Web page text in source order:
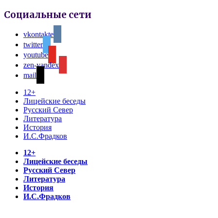
Социальные сети
vkontakte
twitter
youtube
zen-yandex
mail
12+
Лицейские беседы
Русский Север
Литература
История
И.С.Фрадков
12+
Лицейские беседы
Русский Север
Литература
История
И.С.Фрадков